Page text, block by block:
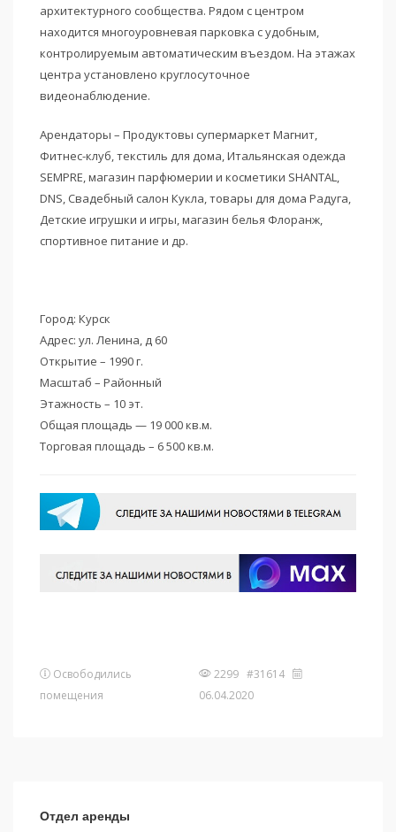
архитектурного сообщества. Рядом с центром
находится многоуровневая парковка с удобным,
контролируемым автоматическим въездом. На этажах
центра установлено круглосуточное
видеонаблюдение.
Арендаторы – Продуктовы супермаркет Магнит,
Фитнес-клуб, текстиль для дома, Итальянская одежда
SEMPRE, магазин парфюмерии и косметики SHANTAL,
DNS, Свадебный салон Кукла, товары для дома Радуга,
Детские игрушки и игры, магазин белья Флоранж,
спортивное питание и др.
Город: Курск
Адрес: ул. Ленина, д 60
Открытие – 1990 г.
Масштаб – Районный
Этажность – 10 эт.
Общая площадь — 19 000 кв.м.
Торговая площадь – 6 500 кв.м.
Освободились
помещения
2299 #31614
06.04.2020
Отдел аренды